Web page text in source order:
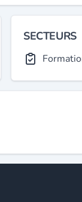
SECTEURS